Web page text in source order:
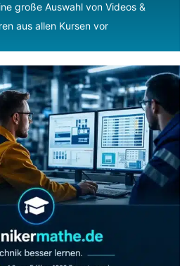
große Auswahl von Videos &
aus allen Kursen vor